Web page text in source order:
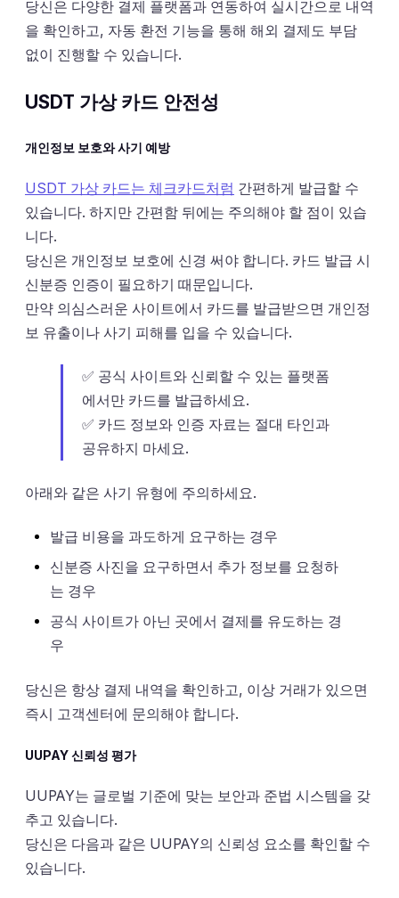
당신은 다양한 결제 플랫폼과 연동하여 실시간으로 내역
을 확인하고, 자동 환전 기능을 통해 해외 결제도 부담
없이 진행할 수 있습니다.
USDT 가상 카드 안전성
개인정보 보호와 사기 예방
USDT 가상 카드는 체크카드처럼 간편하게 발급할 수
있습니다. 하지만 간편함 뒤에는 주의해야 할 점이 있습
니다.
당신은 개인정보 보호에 신경 써야 합니다. 카드 발급 시
신분증 인증이 필요하기 때문입니다.
만약 의심스러운 사이트에서 카드를 발급받으면 개인정
보 유출이나 사기 피해를 입을 수 있습니다.
✅ 공식 사이트와 신뢰할 수 있는 플랫폼
에서만 카드를 발급하세요.
✅ 카드 정보와 인증 자료는 절대 타인과
공유하지 마세요.
아래와 같은 사기 유형에 주의하세요.
발급 비용을 과도하게 요구하는 경우
신분증 사진을 요구하면서 추가 정보를 요청하
는 경우
공식 사이트가 아닌 곳에서 결제를 유도하는 경
우
당신은 항상 결제 내역을 확인하고, 이상 거래가 있으면
즉시 고객센터에 문의해야 합니다.
UUPAY 신뢰성 평가
UUPAY는 글로벌 기준에 맞는 보안과 준법 시스템을 갖
추고 있습니다.
당신은 다음과 같은 UUPAY의 신뢰성 요소를 확인할 수
있습니다.